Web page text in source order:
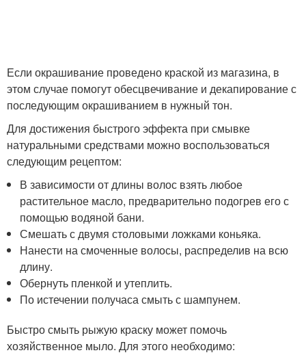
Если окрашивание проведено краской из магазина, в
этом случае помогут обесцвечивание и декапирование с
последующим окрашиванием в нужный тон.
Для достижения быстрого эффекта при смывке
натуральными средствами можно воспользоваться
следующим рецептом:
В зависимости от длины волос взять любое
растительное масло, предварительно подогрев его с
помощью водяной бани.
Смешать с двумя столовыми ложками коньяка.
Нанести на смоченные волосы, распределив на всю
длину.
Обернуть пленкой и утеплить.
По истечении получаса смыть с шампунем.
Быстро смыть рыжую краску может помочь
хозяйственное мыло. Для этого необходимо: